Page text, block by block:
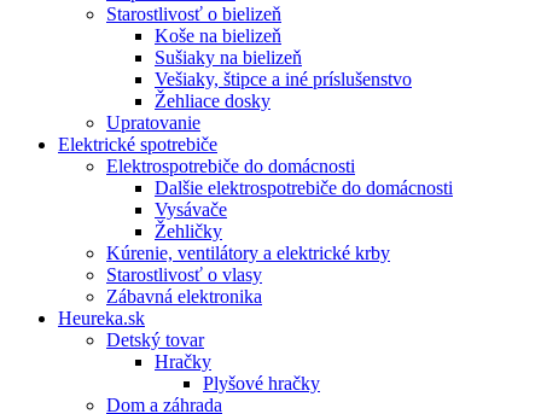
Starostlivosť o bielizeň
Koše na bielizeň
Sušiaky na bielizeň
Vešiaky, štipce a iné príslušenstvo
Žehliace dosky
Upratovanie
Elektrické spotrebiče
Elektrospotrebiče do domácnosti
Dalšie elektrospotrebiče do domácnosti
Vysávače
Žehličky
Kúrenie, ventilátory a elektrické krby
Starostlivosť o vlasy
Zábavná elektronika
Heureka.sk
Detský tovar
Hračky
Plyšové hračky
Dom a záhrada